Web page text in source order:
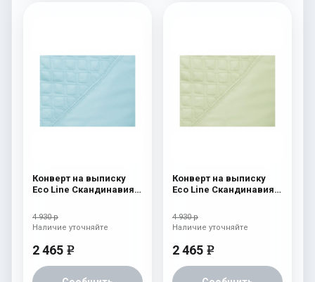
Конверт на выписку
Eco Line Скандинавия
4 930 р
2 465 e
Наличие уточняйте
Конверт на выписку
Eco Line Скандинавия
4 930 р
2 465 e
Наличие уточняйте